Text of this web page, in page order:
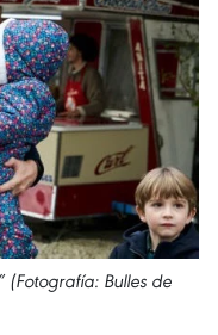
(Fotografía: Bulles de